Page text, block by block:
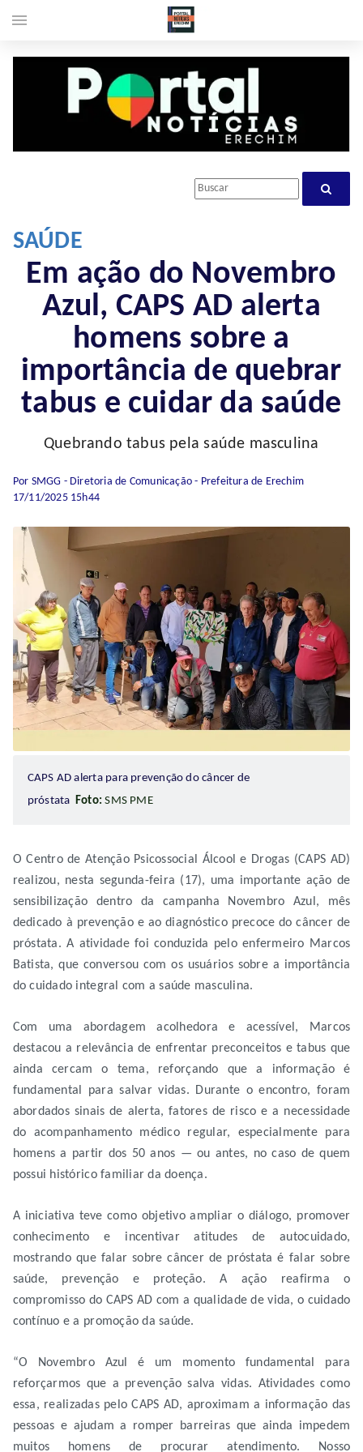
SAÚDE
Em ação do Novembro
Azul, CAPS AD alerta
homens sobre a
importância de quebrar
tabus e cuidar da saúde
Quebrando tabus pela saúde masculina
Por SMGG - Diretoria de Comunicação - Prefeitura de Erechim
17/11/2025 15h44
CAPS AD alerta para prevenção do câncer de
próstata Foto: SMS PME
O Centro de Atenção Psicossocial Álcool e Drogas (CAPS AD)
realizou, nesta segunda-feira (17), uma importante ação de
sensibilização dentro da campanha Novembro Azul, mês
dedicado à prevenção e ao diagnóstico precoce do câncer de
próstata. A atividade foi conduzida pelo enfermeiro Marcos
Batista, que conversou com os usuários sobre a importância
do cuidado integral com a saúde masculina.
Com uma abordagem acolhedora e acessível, Marcos
destacou a relevância de enfrentar preconceitos e tabus que
ainda cercam o tema, reforçando que a informação é
fundamental para salvar vidas. Durante o encontro, foram
abordados sinais de alerta, fatores de risco e a necessidade
do acompanhamento médico regular, especialmente para
homens a partir dos 50 anos — ou antes, no caso de quem
possui histórico familiar da doença.
A iniciativa teve como objetivo ampliar o diálogo, promover
conhecimento e incentivar atitudes de autocuidado,
mostrando que falar sobre câncer de próstata é falar sobre
saúde, prevenção e proteção. A ação reafirma o
compromisso do CAPS AD com a qualidade de vida, o cuidado
contínuo e a promoção da saúde.
“O Novembro Azul é um momento fundamental para
reforçarmos que a prevenção salva vidas. Atividades como
essa, realizadas pelo CAPS AD, aproximam a informação das
pessoas e ajudam a romper barreiras que ainda impedem
muitos homens de procurar atendimento. Nosso
menu